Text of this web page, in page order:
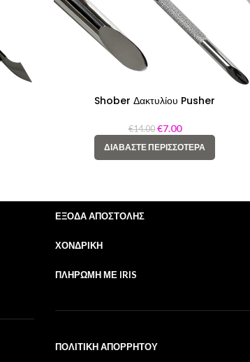
Shober Δακτυλίου Pusher
€14.00 €7.00
ΔΙΑΒΆΣΤΕ ΠΕΡΙΣΣΌΤΕΡΑ
ΈΞΟΔΑ ΑΠΟΣΤΟΛΉΣ
ΧΟΝΔΡΙΚΉ
ΠΛΗΡΩΜΉ ΜΕ IRIS
ΠΟΛΙΤΙΚΉ ΑΠΟΡΡΉΤΟΥ